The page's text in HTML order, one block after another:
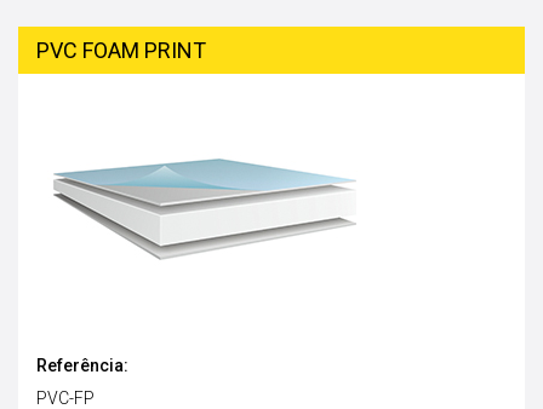
PVC FOAM PRINT
Referência:
PVC-FP